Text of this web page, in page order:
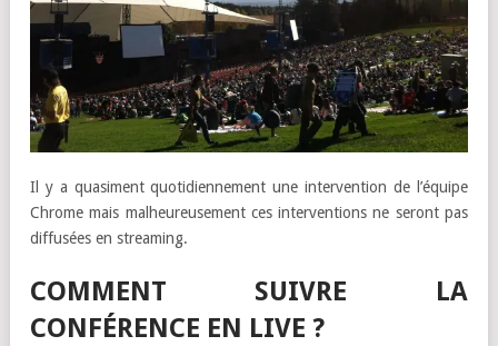
Il y a quasiment quotidiennement une intervention de l’équipe
Chrome mais malheureusement ces interventions ne seront pas
diffusées en streaming.
COMMENT SUIVRE LA
CONFÉRENCE EN LIVE ?